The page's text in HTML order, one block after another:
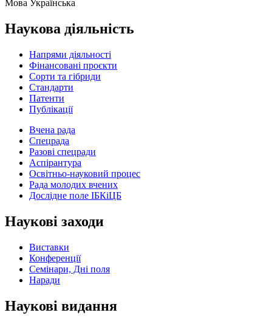
Мова Українська
Наукова діяльність
Напрями діяльності
Фінансовані проєкти
Сорти та гібриди
Стандарти
Патенти
Публікації
Вчена рада
Спецрада
Разові спецради
Аспірантура
Освітньо-науковий процес
Рада молодих вчених
Дослідне поле ІБКіЦБ
Наукові заходи
Виставки
Конференції
Семінари, Дні поля
Наради
Наукові видання